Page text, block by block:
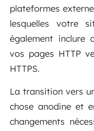
plateformes
lesquelles votre
également inclure
vos pages HTTP
HTTPS.
La transition vers
chose anodine et
changements